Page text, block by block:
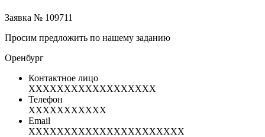
Заявка № 109711
Просим предложить по нашему заданию
Оренбург
Контактное лицо
XXXXXXXXXXXXXXXXXX
Телефон
XXXXXXXXXXX
Email
XXXXXXXXXXXXXXXXXXXXXX